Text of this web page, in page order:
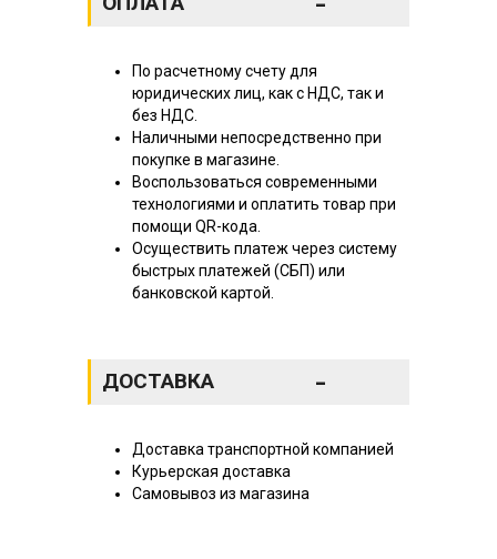
По расчетному счету для
юридических лиц, как с НДС, так и
без НДС.
Наличными непосредственно при
покупке в магазине.
Воспользоваться современными
технологиями и оплатить товар при
помощи QR-кода.
Осуществить платеж через систему
быстрых платежей (СБП) или
банковской картой.
ДОСТАВКА -
Доставка транспортной компанией
Курьерская доставка
Самовывоз из магазина